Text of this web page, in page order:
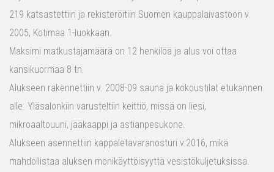
219 katsastettiin ja rekisteröitiin Suomen kauppalaivastoon v.
2005, Kotimaa 1-luokkaan.
Maksimi matkustajamäärä on 12 henkilöä ja alus voi ottaa
kansikuormaa 8 tn.
Alukseen rakennettiin v. 2008-09 sauna ja kokoustilat etukannen
alle. Yläsalonkiin varusteltiin keittiö, missä on liesi,
mikroaaltouuni, jääkaappi ja astianpesukone.
Alukseen asennettiin kappaletavaranosturi v.2016, mikä
mahdollistaa aluksen monikäyttöisyyttä vesistökuljetuksissa.